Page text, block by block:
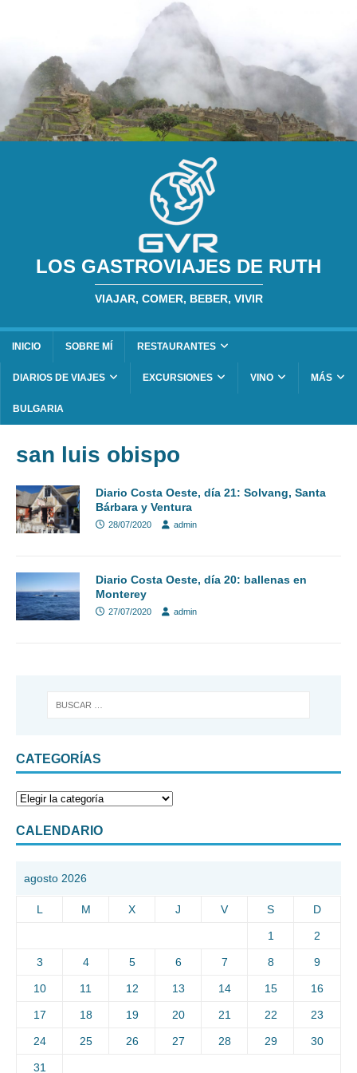
LOS GASTROVIAJES DE RUTH
VIAJAR, COMER, BEBER, VIVIR
INICIO SOBRE MÍ RESTAURANTES
DIARIOS DE VIAJES EXCURSIONES VINO MÁS
BULGARIA
san luis obispo
Diario Costa Oeste, día 21: Solvang, Santa
Bárbara y Ventura
28/07/2020 admin
Diario Costa Oeste, día 20: ballenas en
Monterey
27/07/2020 admin
CATEGORÍAS
CALENDARIO
agosto 2026
L M X J V S D
1 2
3 4 5 6 7 8 9
10 11 12 13 14 15 16
17 18 19 20 21 22 23
24 25 26 27 28 29 30
31